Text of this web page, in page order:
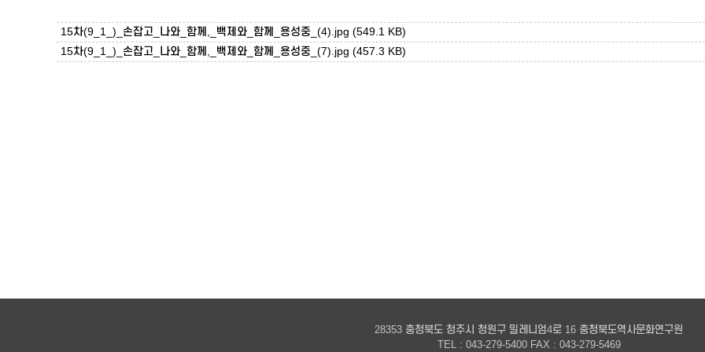
15차(9_1_)_손잡고_나와_함께,_백제와_함께_용성중_(4).jpg (549.1 KB)
15차(9_1_)_손잡고_나와_함께,_백제와_함께_용성중_(7).jpg (457.3 KB)
28353 충청북도 청주시 청원구 밀레니엄4로 16 충청북도역사문화연구원
TEL : 043-279-5400 FAX : 043-279-5469